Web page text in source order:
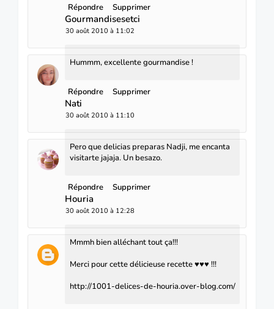
Répondre Supprimer
Gourmandisesetci
30 août 2010 à 11:02
Hummm, excellente gourmandise !
Répondre Supprimer
Nati
30 août 2010 à 11:10
Pero que delicias preparas Nadji, me encanta
visitarte jajaja. Un besazo.
Répondre Supprimer
Houria
30 août 2010 à 12:28
Mmmh bien alléchant tout ça!!!
Merci pour cette délicieuse recette ♥♥♥ !!!
http://1001-delices-de-houria.over-blog.com/